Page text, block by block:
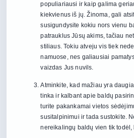
populiariausi ir kaip galima
kiekvienus iš jų. Žinoma, gali
susigundysite kokiu nors vienu
patrauklus Jūsų akims, tačiau
stiliaus. Tokiu atveju vis tiek
namuose, nes galiausiai
vaizdas Jus nuvils.
Atminkite, kad mažiau yra
tinka ir kalbant apie baldų
turite pakankamai vietos
susitalpinimui ir tada sustokite.
nereikalingų baldų vien tik